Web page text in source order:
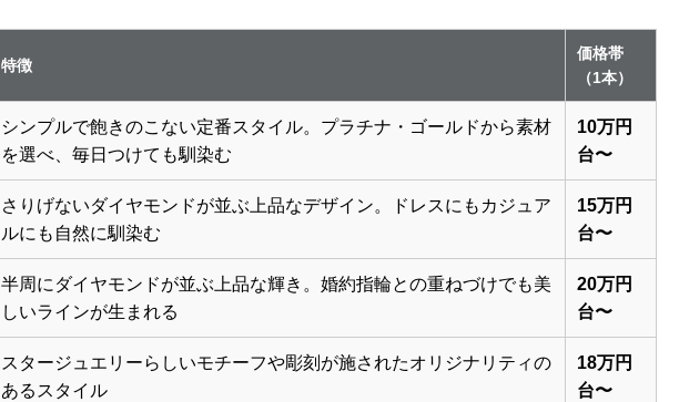
特徴
価格帯
（1本）
シンプルで飽きのこない定番スタイル。プラチナ・ゴールドから素材
を選べ、毎日つけても馴染む
10万円
台〜
さりげないダイヤモンドが並ぶ上品なデザイン。ドレスにもカジュア
ルにも自然に馴染む
15万円
台〜
半周にダイヤモンドが並ぶ上品な輝き。婚約指輪との重ねづけでも美
しいラインが生まれる
20万円
台〜
スタージュエリーらしいモチーフや彫刻が施されたオリジナリティの
あるスタイル
18万円
台〜